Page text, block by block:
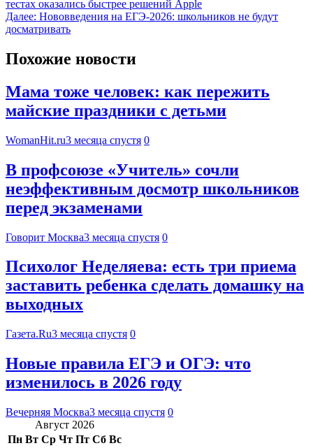
тестах оказались быстрее решений Apple
Далее: Нововведения на ЕГЭ-2026: школьников не будут
досматривать
Похожие новости
Мама тоже человек: как пережить
майские праздники с детьми
WomanHit.ru3 месяца спустя 0
В профсоюзе «Учитель» сочли
неэффективным досмотр школьников
перед экзаменами
Говорит Москва3 месяца спустя 0
Психолог Неделяева: есть три приема
заставить ребенка сделать домашку на
выходных
Газета.Ru3 месяца спустя 0
Новые правила ЕГЭ и ОГЭ: что
изменилось в 2026 году
Вечерняя Москва3 месяца спустя 0
Август 2026
Пн Вт Ср Чт Пт Сб Вс